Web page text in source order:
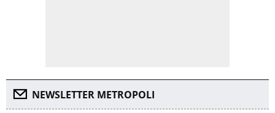
NEWSLETTER METROPOLI